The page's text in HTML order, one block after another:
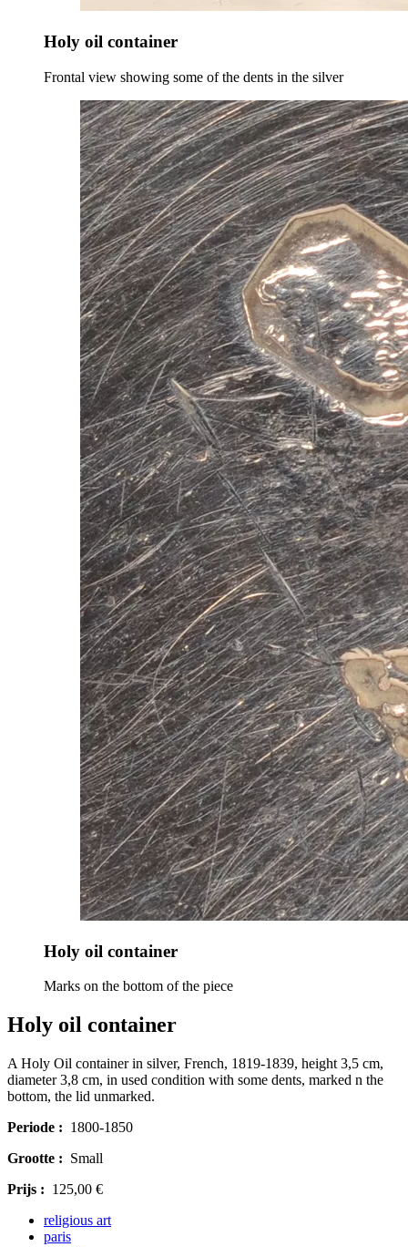
Holy oil container
Frontal view showing some of the dents in the silver
Holy oil container
Marks on the bottom of the piece
Holy oil container
A Holy Oil container in silver, French, 1819-1839, height 3,5 cm,
diameter 3,8 cm, in used condition with some dents, marked n the
bottom, the lid unmarked.
Periode : 1800-1850
Grootte : Small
Prijs : 125,00 €
religious art
paris